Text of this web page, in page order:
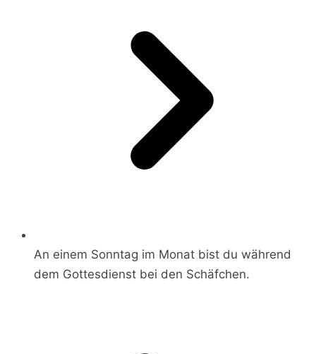
An einem Sonntag im Monat bist du während
dem Gottesdienst bei den Schäfchen.